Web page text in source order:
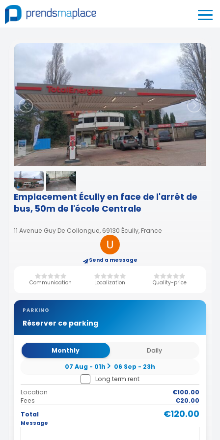
Emplacement Écully en face de l'arrêt de
bus, 50m de l'école Centrale
11 Avenue Guy De Collongue, 69130 Écully, France
Send a message
Communication Localization Quality-price
PARKING
Réserver ce parking
Monthly
Daily
07 Aug - 01h
06 Sep - 23h
Long term rent
Location
€100.00
Fees
€20.00
Total
€120.00
Message